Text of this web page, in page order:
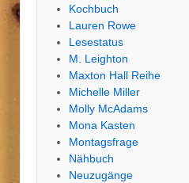
Kochbuch
Lauren Rowe
Lesestatus
M. Leighton
Maxton Hall Reihe
Michelle Miller
Molly McAdams
Mona Kasten
Montagsfrage
Nähbuch
Neuzugänge